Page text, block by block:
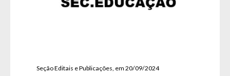
Seção Editais e Publicações, em 20/09/2024